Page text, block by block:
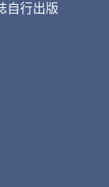
自行出版